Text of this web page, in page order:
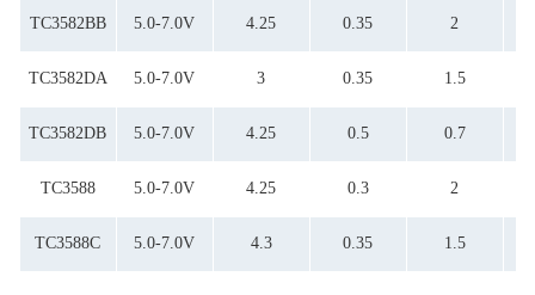
TC3582BB 5.0-7.0V 4.25 0.35 2
TC3582DA 5.0-7.0V 3 0.35 1.5
TC3582DB 5.0-7.0V 4.25 0.5 0.7
TC3588 5.0-7.0V 4.25 0.3 2
TC3588C 5.0-7.0V 4.3 0.35 1.5